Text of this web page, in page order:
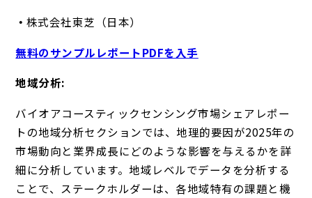
株式会社東芝（日本）
無料のサンプルレポートPDFを入手
地域分析:
バイオアコースティックセンシング市場シェアレポー
トの地域分析セクションでは、地理的要因が2025年の
市場動向と業界成長にどのような影響を与えるかを詳
細に分析しています。地域レベルでデータを分析する
ことで、ステークホルダーは、各地域特有の課題と機